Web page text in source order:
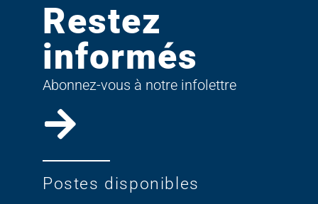
Restez
informés
Abonnez-vous à notre infolettre
Postes disponibles